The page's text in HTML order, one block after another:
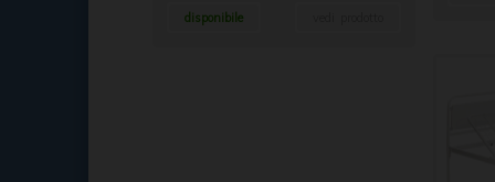
disponibile